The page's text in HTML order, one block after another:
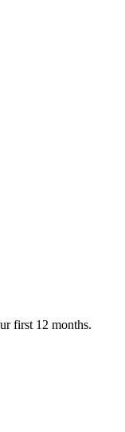
first 12 months.